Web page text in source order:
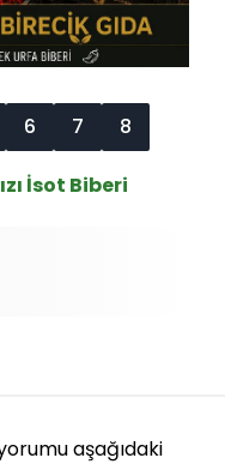
6 7 8
İsot Biberi
aşağıdaki